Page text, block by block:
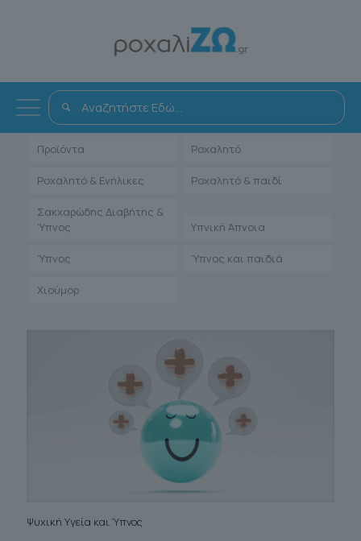
Αντιμετώπιση
Άρθρα Γιατρών Ενηλίκων
Μαρτυρίες Ιατρών
Προϊόντα Ροχαλητό
Ροχαλητό & Ενήλικες Ροχαλητό & παιδί
Σακχαρώδης Διαβήτης &
Ύπνος
Υπνική Άπνοια
Ύπνος Ύπνος και παιδιά
Χιούμορ
Ψυχική Υγεία και Ύπνος